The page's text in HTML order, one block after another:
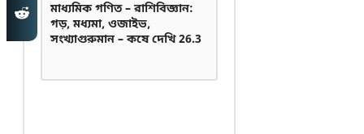
মাধ্যমিক গণিত – রাশিবিজ্ঞান:
গড়, মধ্যমা, ওজাইভ,
সংখ্যাগুরুমান – কষে দেখি 26.3